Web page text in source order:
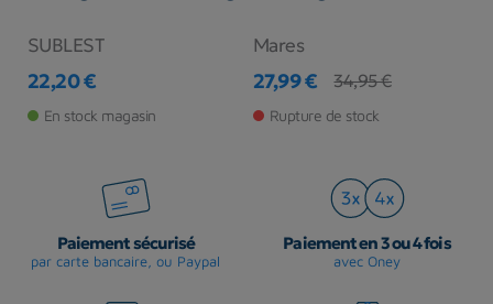
SUBLEST
Prix
22,20 €
En stock magasin
Mares
Prix
27,99 €
Prix de base
34,95 €
Rupture de stock
Paiement sécurisé
par carte bancaire, ou Paypal
Paiement en 3 ou 4 fois
avec Oney